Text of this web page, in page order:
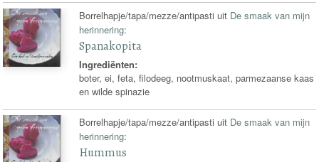
Borrelhapje/tapa/mezze/antipasti uit De smaak van mijn
herinnering:
Spanakopita
Ingrediënten:
boter, ei, feta, filodeeg, nootmuskaat, parmezaanse kaas
en wilde spinazie
Borrelhapje/tapa/mezze/antipasti uit De smaak van mijn
herinnering:
Hummus